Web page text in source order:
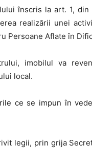
înscris la art. 1,
realizării unei
Persoane Aflate în
imobilul va
local.
ce se impun în
legii, prin grija